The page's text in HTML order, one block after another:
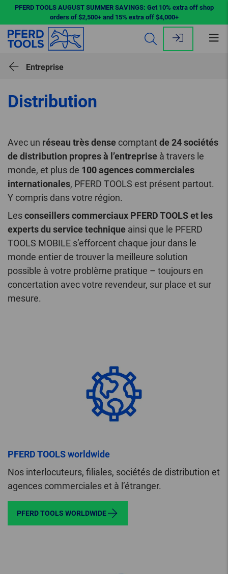
PFERD TOOLS AUGUST SUMMER SAVINGS: Get 10% extra off shop
orders of $2,500+ and 15% extra off $4,000+
Entreprise
Distribution
Avec un réseau très dense comptantde 24 sociétés
de distribution propres à l’entreprise à travers le
monde, et plus de 100 agences commerciales
internationales, PFERD TOOLS est présent partout.
Y compris dans votre région.
Lesconseillers commerciaux PFERD TOOLS et les
experts du service technique ainsi que le PFERD
TOOLS MOBILE s’efforcent chaque jour dans le
monde entier de trouver la meilleure solution
possible à votre problème pratique – toujours en
concertation avec votre revendeur, sur place et sur
mesure.
PFERD TOOLS worldwide
Nos interlocuteurs, filiales, sociétés de distribution et
agences commerciales et à l’étranger.
PFERD TOOLS WORLDWIDE